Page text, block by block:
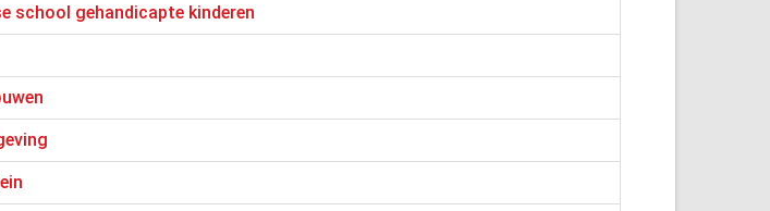
school gehandicapte kinderen